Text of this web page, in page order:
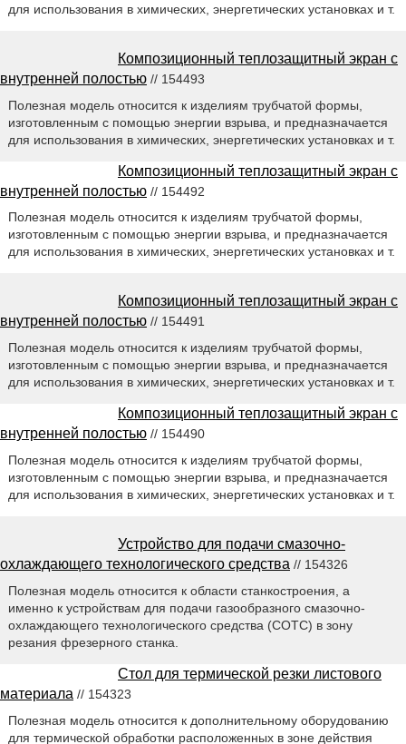
для использования в химических, энергетических установках и т.
Композиционный теплозащитный экран с
внутренней полостью // 154493
Полезная модель относится к изделиям трубчатой формы,
изготовленным с помощью энергии взрыва, и предназначается
для использования в химических, энергетических установках и т.
Композиционный теплозащитный экран с
внутренней полостью // 154492
Полезная модель относится к изделиям трубчатой формы,
изготовленным с помощью энергии взрыва, и предназначается
для использования в химических, энергетических установках и т.
Композиционный теплозащитный экран с
внутренней полостью // 154491
Полезная модель относится к изделиям трубчатой формы,
изготовленным с помощью энергии взрыва, и предназначается
для использования в химических, энергетических установках и т.
Композиционный теплозащитный экран с
внутренней полостью // 154490
Полезная модель относится к изделиям трубчатой формы,
изготовленным с помощью энергии взрыва, и предназначается
для использования в химических, энергетических установках и т.
Устройство для подачи смазочно-
охлаждающего технологического средства // 154326
Полезная модель относится к области станкостроения, а
именно к устройствам для подачи газообразного смазочно-
охлаждающего технологического средства (СОТС) в зону
резания фрезерного станка.
Стол для термической резки листового
материала // 154323
Полезная модель относится к дополнительному оборудованию
для термической обработки расположенных в зоне действия